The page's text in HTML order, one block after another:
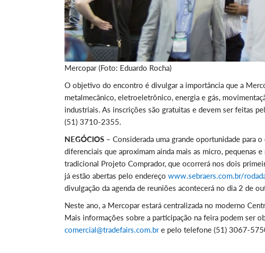
Mercopar (Foto: Eduardo Rocha)
O objetivo do encontro é divulgar a importância que a
metalmecânico, eletroeletrônico, energia e gás,
industriais. As inscrições são gratuitas e devem ser feitas
(51) 3710-2355.
NEGÓCIOS – Considerada uma grande oportunidade para
diferenciais que aproximam ainda mais as micro, pequenas
tradicional Projeto Comprador, que ocorrerá nos dois
já estão abertas pelo endereço www.sebraers.com.br/
divulgação da agenda de reuniões acontecerá no dia 2 de
Neste ano, a Mercopar estará centralizada no moderno
Mais informações sobre a participação na feira podem ser
comercial@tradefairs.com.bre pelo telefone (51) 3067-